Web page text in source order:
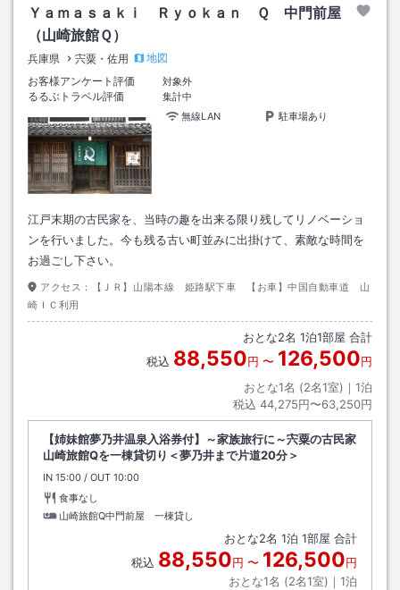
Ｙａｍａｓａｋｉ Ｒｙｏｋａｎ Ｑ 中門前屋
（山崎旅館Ｑ）
兵庫県 宍粟・佐用
地図
お客様アンケート評価
対象外
るるぶトラベル評価
集計中
無線LAN
駐車場あり
江戸末期の古民家を、当時の趣を出来る限り残してリノベーショ
ンを行いました。今も残る古い町並みに出掛けて、素敵な時間を
お過ごし下さい。
アクセス：
【ＪＲ】山陽本線 姫路駅下車 【お車】中国自動車道 山
崎ＩＣ利用
おとな2名 1泊1部屋 合計
税込 88,550円 〜 126,500円
おとな1名 (2名1室)｜ 1泊
税込 44,275円〜63,250円
【姉妹館夢乃井温泉入浴券付】～家族旅行に～宍粟の古民家
山崎旅館Qを一棟貸切り＜夢乃井まで片道20分＞
IN チェックイン
15:00 / OUT チェックアウト
10:00
食事なし
山崎旅館Q中門前屋 一棟貸し
おとな2名 1泊 1部屋 合計
税込 88,550円 〜 126,500円
おとな1名 (2名1室)｜ 1泊